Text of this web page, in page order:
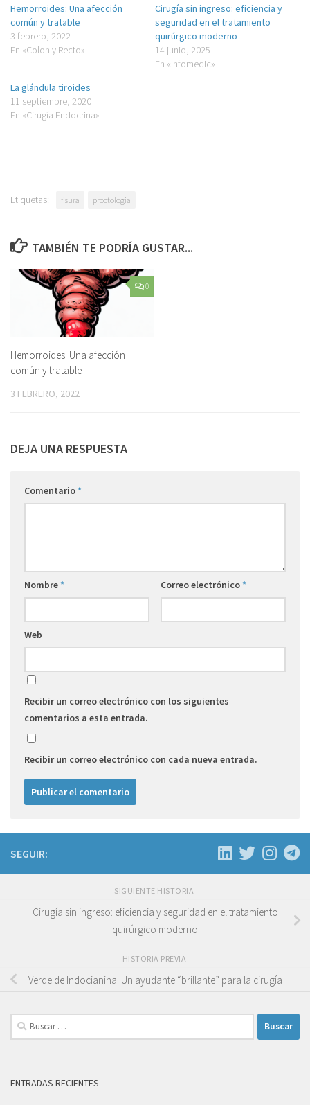
Hemorroides: Una afección
común y tratable
3 febrero, 2022
En «Colon y Recto»
Cirugía sin ingreso: eficiencia y
seguridad en el tratamiento
quirúrgico moderno
14 junio, 2025
En «Infomedic»
La glándula tiroides
11 septiembre, 2020
En «Cirugía Endocrina»
Etiquetas: fisura proctologia
TAMBIÉN TE PODRÍA GUSTAR...
0
Hemorroides: Una afección
común y tratable
3 FEBRERO, 2022
DEJA UNA RESPUESTA
Comentario*
Nombre* Correo electrónico*
Web
Recibir un correo electrónico con los siguientes
comentarios a esta entrada.
Recibir un correo electrónico con cada nueva entrada.
SEGUIR:
SIGUIENTE HISTORIA
Cirugía sin ingreso: eficiencia y seguridad en el tratamiento
quirúrgico moderno
HISTORIA PREVIA
Verde de Indocianina: Un ayudante “brillante” para la cirugía
Buscar:
ENTRADAS RECIENTES